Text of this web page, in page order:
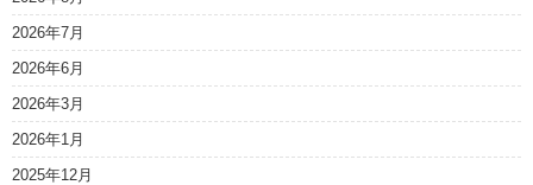
2026年7月
2026年6月
2026年3月
2026年1月
2025年12月